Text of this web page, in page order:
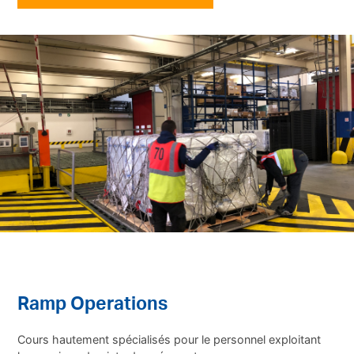
Ramp Operations
Cours hautement spécialisés pour le personnel exploitant